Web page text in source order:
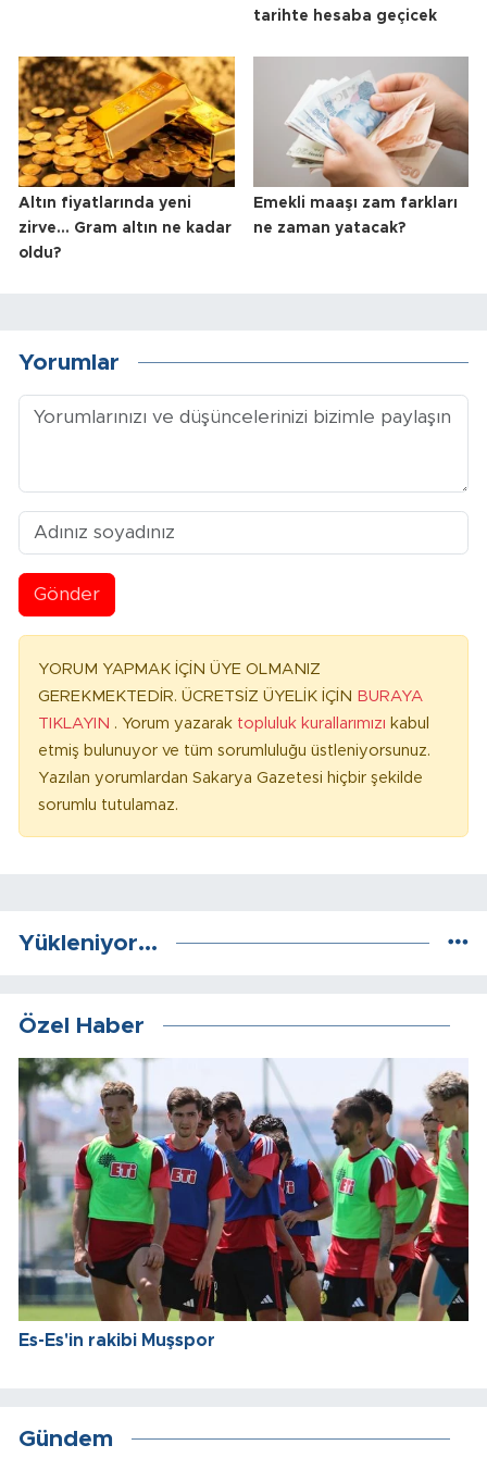
tarihte hesaba geçicek
Altın fiyatlarında yeni
zirve... Gram altın ne kadar
oldu?
Emekli maaşı zam farkları
ne zaman yatacak?
Yorumlar
Gönder
YORUM YAPMAK İÇİN ÜYE OLMANIZ
GEREKMEKTEDİR. ÜCRETSİZ ÜYELİK İÇİN BURAYA
TIKLAYIN . Yorum yazarak topluluk kurallarımızı kabul
etmiş bulunuyor ve tüm sorumluluğu üstleniyorsunuz.
Yazılan yorumlardan Sakarya Gazetesi hiçbir şekilde
sorumlu tutulamaz.
Yükleniyor...
Özel Haber
Es-Es'in rakibi Muşspor
Gündem